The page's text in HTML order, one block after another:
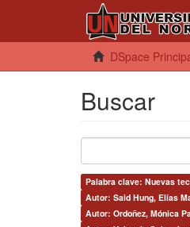
DSpace
Buscar
Palabra clave: Nuevas
Autor: Said Hung, Elías
Autor: Ordoñez, Mónica